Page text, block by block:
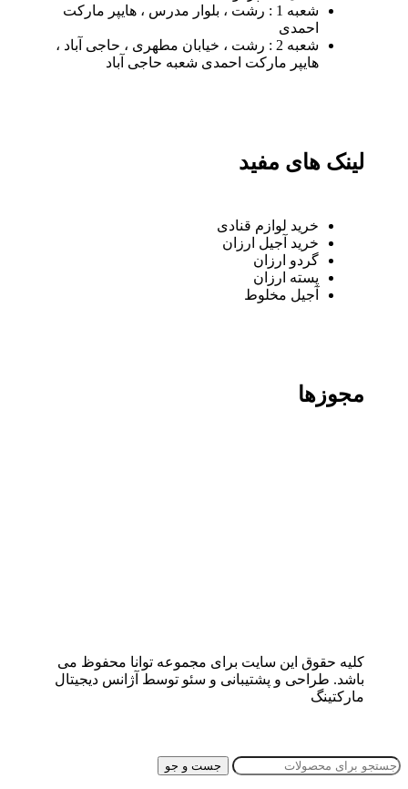
شعبه 1 : رشت ، بلوار مدرس ، هایپر مارکت
احمدی
شعبه 2 : رشت ، خیابان مطهری ، حاجی آباد ،
هایپر مارکت احمدی شعبه حاجی آباد
لینک های مفید
خرید لوازم قنادی
خرید آجیل ارزان
گردو ارزان
پسته ارزان
آجیل مخلوط
مجوزها
کلیه حقوق این سایت برای مجموعه توانا محفوظ می
باشد. طراحی و پشتیبانی و سئو توسط آژانس دیجیتال
مارکتینگ
جست و جو